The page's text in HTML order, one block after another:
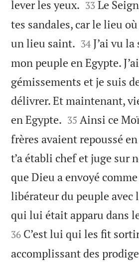
lever les yeux. 

33 Le
tes sandales, car le lieu
un lieu saint. 

34 J’ai vu
mon peuple en Egypte.
gémissements et je suis
délivrer. Et maintenant,
en Egypte. 

35 Ainsi ce
frères avaient repoussé
t’a établi chef et juge sur
que Dieu a envoyé
libérateur du peuple avec
qui lui était apparu dans
36 C’est lui qui les fit
accomplissant des